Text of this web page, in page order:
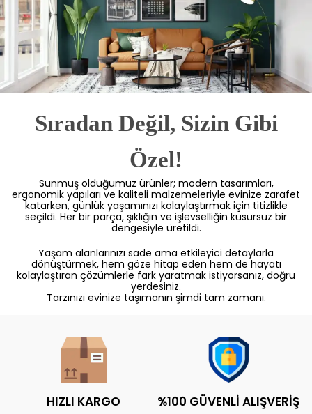
Sıradan Değil, Sizin Gibi
Özel!
Sunmuş olduğumuz ürünler; modern tasarımları,
ergonomik yapıları ve kaliteli malzemeleriyle evinize zarafet
katarken, günlük yaşamınızı kolaylaştırmak için titizlikle
seçildi. Her bir parça, şıklığın ve işlevselliğin kusursuz bir
dengesiyle üretildi.
Yaşam alanlarınızı sade ama etkileyici detaylarla
dönüştürmek, hem göze hitap eden hem de hayatı
kolaylaştıran çözümlerle fark yaratmak istiyorsanız, doğru
yerdesiniz.
Tarzınızı evinize taşımanın şimdi tam zamanı.
HIZLI KARGO %100 GÜVENLİ ALIŞVERİŞ